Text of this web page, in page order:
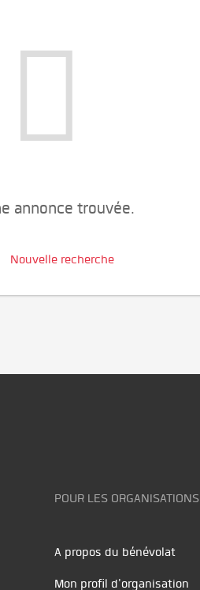
annonce trouvée.
Nouvelle recherche
POUR LES ORGANISATIONS
A propos du bénévolat
Mon profil d'organisation